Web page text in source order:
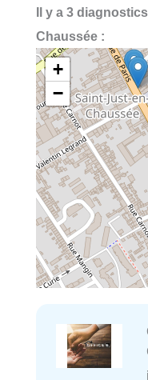
Il y a 3
Chaussée :
+
−